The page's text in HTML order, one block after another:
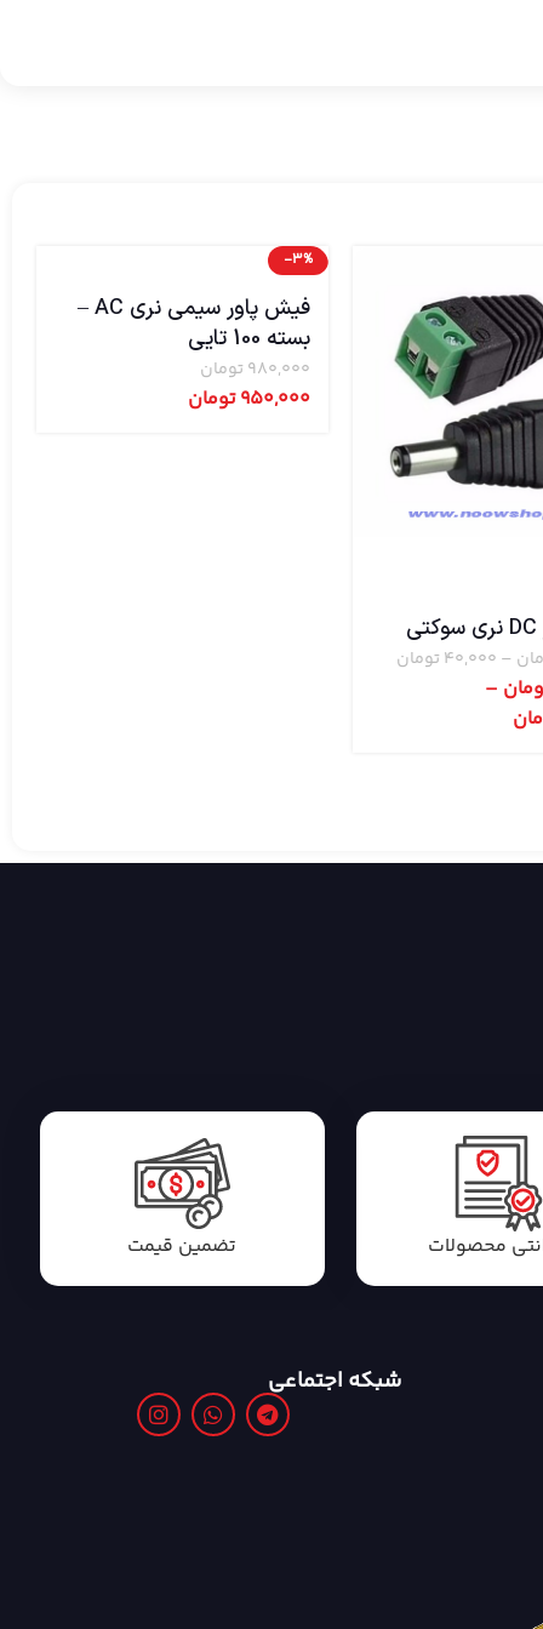
–
40,000 تومان
–
-3%
فیش پاور سیمی نری AC –
بسته 100 تایی
980,000 تومان
950,000تومان
محصولات تضمین قیمت
شبکه اجتماعی